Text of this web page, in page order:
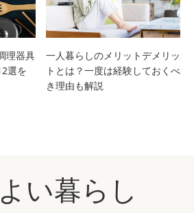
理器具
選を
一人暮らしのメリットデメリッ
トとは？一度は経験しておくべ
き理由も解説
い暮らし